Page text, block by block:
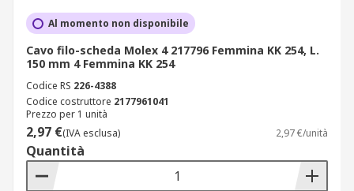
Al momento non disponibile
Cavo filo-scheda Molex 4 217796 Femmina KK 254, L.
150 mm 4 Femmina KK 254
Codice RS 226-4388
Codice costruttore 2177961041
Prezzo per 1 unità
2,97 €(IVA esclusa) 2,97 €/unità
Quantità